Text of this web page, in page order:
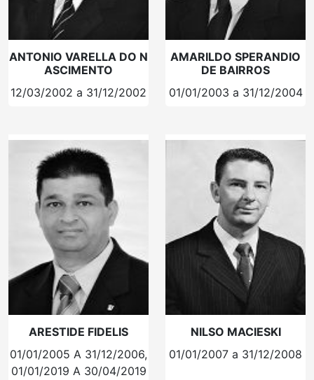
ANTONIO VARELLA DO N
ASCIMENTO
12/03/2002 a 31/12/2002
AMARILDO SPERANDIO
DE BAIRROS
01/01/2003 a 31/12/2004
ARESTIDE FIDELIS
01/01/2005 A 31/12/2006,
01/01/2019 A 30/04/2019
NILSO MACIESKI
01/01/2007 a 31/12/2008